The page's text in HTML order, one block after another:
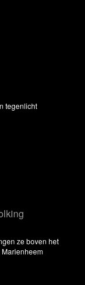
tegenlicht
ze boven het
Marienheem